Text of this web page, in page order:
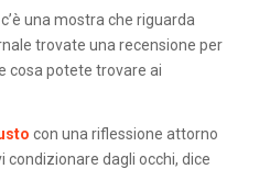
una mostra che riguarda
trovate una recensione per
cosa potete trovare ai
con una riflessione attorno
condizionare dagli occhi, dice